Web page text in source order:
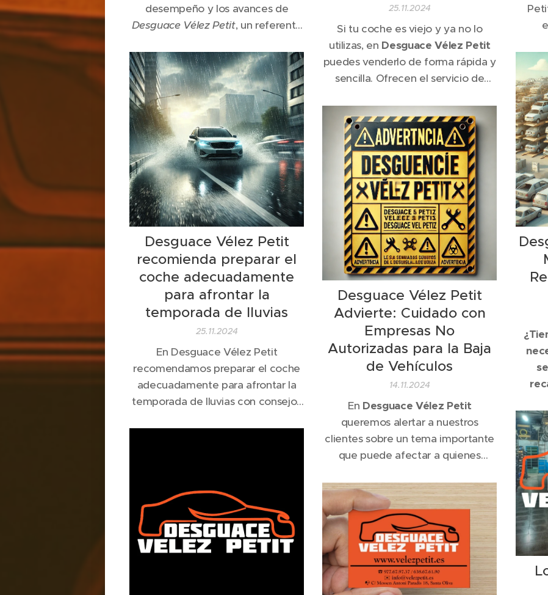
desempeño y los avances de
Desguace Vélez Petit, un referente
vehículos al final de su vida útil en
la región de Andalucía. Este año ha
sido clave para la empresa, no solo
en términos de crecimiento
económico, sino también en...
25.11.2024
Si tu coche es viejo y ya no lo
utilizas, en Desguace Vélez Petit
puedes venderlo de forma rápida y
sencilla. Ofrecen el servicio de
independientemente de su estado,
para gestionarlos y darlos de baja
en el mismo día.
Desguace Vélez Petit
recomienda preparar el
coche adecuadamente
para afrontar la
temporada de lluvias
25.11.2024
En Desguace Vélez Petit
recomendamos preparar el coche
adecuadamente para afrontar la
temporada de lluvias con consejos
Desguace Vélez Petit
Advierte: Cuidado con
Empresas No
Autorizadas para la Baja
de Vehículos
14.11.2024
En Desguace Vélez Petit
queremos alertar a nuestros
clientes sobre un tema importante
que puede afectar a quienes
manera segura. Actualmente,
existen numerosas empresas que
aseguran poder tramitar la baja de
un coche, pero no están
autorizadas oficialmente para
hacerlo. Esto puede resultar en
problemas legales y...
qué